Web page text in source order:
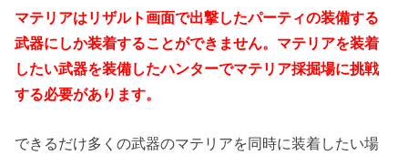
マテリアはリザルト画面で出撃したパーティの装備する
武器にしか装着することができません。マテリアを装着
したい武器を装備したハンターでマテリア採掘場に挑戦
する必要があります。
できるだけ多くの武器のマテリアを同時に装着したい場